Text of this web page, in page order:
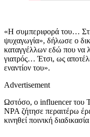
«Η συμπεριφορά του…
ψυχαγωγία», δήλωσε ο
καταγγέλλων εδώ που να
γιατρός… Έτσι, ως
εναντίον του».
Advertisement
Ωστόσο, ο influencer του
NPA ζήτησε περαιτέρω
κινηθεί ποινική